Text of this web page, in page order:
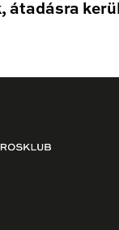
átadásra